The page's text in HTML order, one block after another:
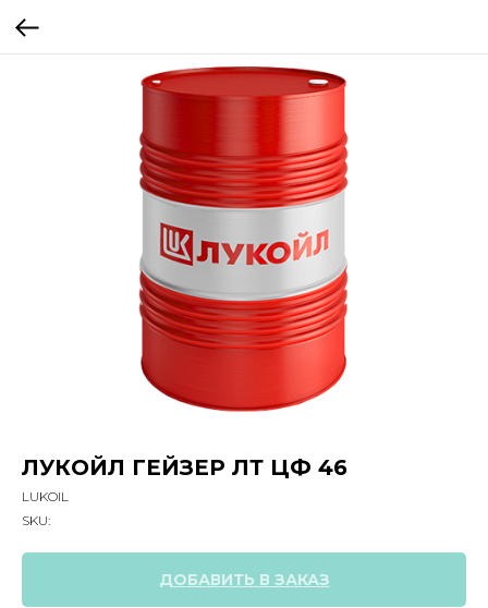
ЛУКОЙЛ ГЕЙЗЕР ЛТ ЦФ 46
LUKOIL
SKU:
ДОБАВИТЬ В ЗАКАЗ